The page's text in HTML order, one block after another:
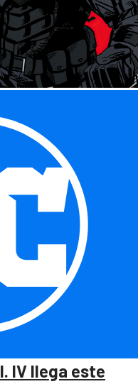
IV llega este